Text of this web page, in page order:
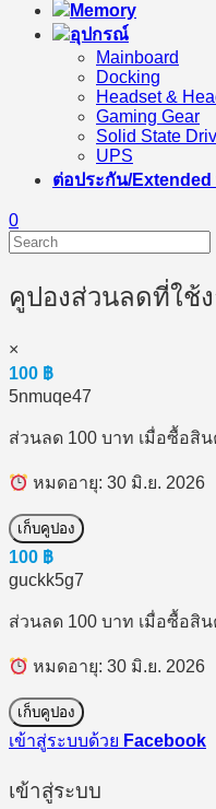
Memory
อุปกรณ์
Mainboard
Docking
Headset &
Gaming Gear
Solid State
UPS
ต่อประกัน/Extended
0
คูปองส่วนลดที่ใช้
×
100 ฿
5nmuqe47
ส่วนลด 100 บาท เมื่อซื้อสิ
หมดอายุ: 30 มิ.ย. 2026
เก็บคูปอง
100 ฿
guckk5g7
ส่วนลด 100 บาท เมื่อซื้อสิ
หมดอายุ: 30 มิ.ย. 2026
เก็บคูปอง
เข้าสู่ระบบด้วย Facebook
เข้าสู่ระบบ